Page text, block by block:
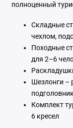
полноценный
Складные
чехлом,
Походные
для 2–6
Шезлонги –
Комплект
6 кресел